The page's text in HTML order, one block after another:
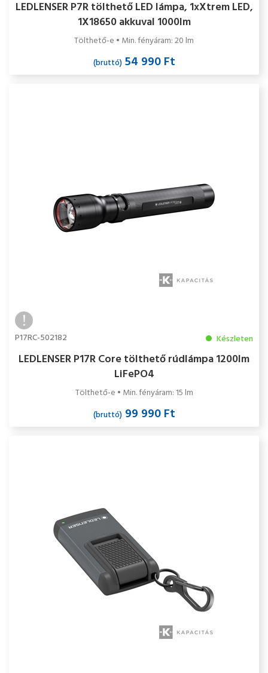
LEDLENSER P7R tölthető LED lámpa, 1xXtrem LED,
1X18650 akkuval 1000lm
Tölthető-e • Min. fényáram: 20 lm
(bruttó)54 990 Ft
P17RC-502182 Készleten
LEDLENSER P17R Core tölthető rúdlámpa 1200lm
LiFePO4
Tölthető-e • Min. fényáram: 15 lm
(bruttó)99 990 Ft